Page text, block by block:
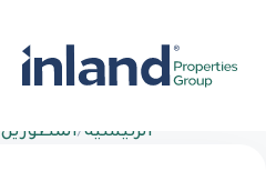
الرئيسية/المطورين